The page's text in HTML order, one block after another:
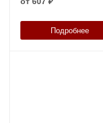
Подробнее